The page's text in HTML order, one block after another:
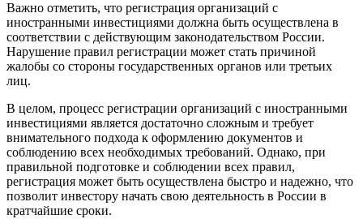
Важно отметить, что регистрация организаций с
иностранными инвестициями должна быть осуществлена в
соответствии с действующим законодательством России.
Нарушение правил регистрации может стать причиной
жалобы со стороны государственных органов или третьих
лиц.
В целом, процесс регистрации организаций с иностранными
инвестициями является достаточно сложным и требует
внимательного подхода к оформлению документов и
соблюдению всех необходимых требований. Однако, при
правильной подготовке и соблюдении всех правил,
регистрация может быть осуществлена быстро и надежно, что
позволит инвестору начать свою деятельность в России в
кратчайшие сроки.